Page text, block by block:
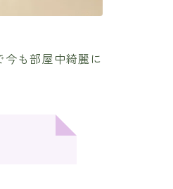
も部屋中綺麗に